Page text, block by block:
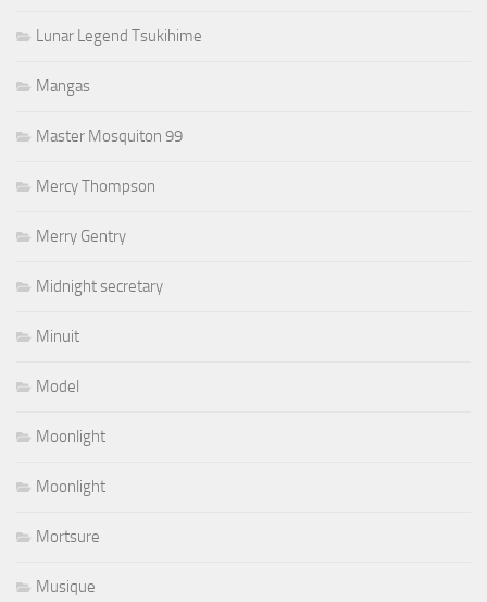
Lunar Legend Tsukihime
Mangas
Master Mosquiton 99
Mercy Thompson
Merry Gentry
Midnight secretary
Minuit
Model
Moonlight
Moonlight
Mortsure
Musique